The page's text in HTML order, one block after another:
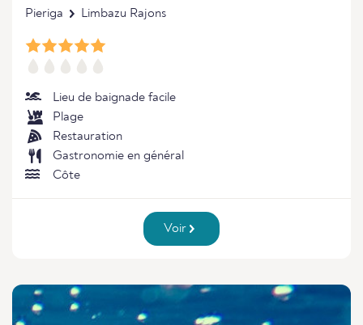
Pieriga Limbazu Rajons
Lieu de baignade facile
Plage
Restauration
Gastronomie en général
Côte
Voir